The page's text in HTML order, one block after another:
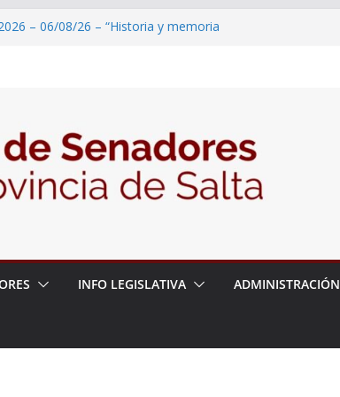
– 06/08/26 – “Historia y memoria
– 06/08/26 – Presentación del libro
del Dr. Víctor Alfredo Frías
– 06/08/26 – 82° Edición de la Expo
INFO LEGISLATIVA ADMINISTRACIÓN